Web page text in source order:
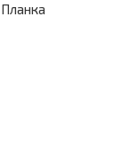
Планка